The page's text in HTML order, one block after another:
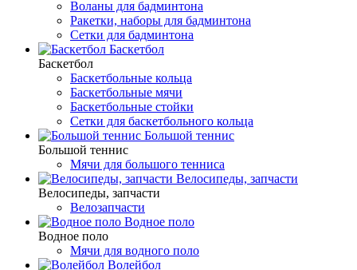
Воланы для бадминтона
Ракетки, наборы для бадминтона
Сетки для бадминтона
Баскетбол
Баскетбол
Баскетбольные кольца
Баскетбольные мячи
Баскетбольные стойки
Сетки для баскетбольного кольца
Большой теннис
Большой теннис
Мячи для большого тенниса
Велосипеды, запчасти
Велосипеды, запчасти
Велозапчасти
Водное поло
Водное поло
Мячи для водного поло
Волейбол